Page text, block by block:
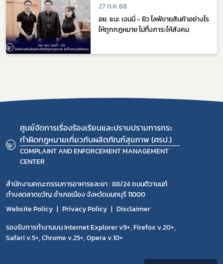
27 ต.ค. 68
อย. แนะ เจนนี่ - ยิว ไลฟ์ขายสินค้าอย่างไร
ให้ถูกกฎหมาย ไม่ทิ้งภาระให้สังคม
ศูนย์จัดการเรื่องร้องเรียนและปราบปรามการกระ
ทำผิดกฎหมายเกี่ยวกับผลิตภัณฑ์สุขภาพ (ศรป.)
COMPLAINT AND ENFORCEMENT MANAGEMENT
CENTER
สำนักงานคณะกรรมการอาหารและยา : 88/24 ถนนติวานนท์
ตำบลตลาดขวัญ อำเภอเมือง จังหวัดนนทบุรี 11000
Website Policy
Privacy Policy
Disclaimer
รองรับการทำงานบน Internet Explorer v9+, Firefox v.20+,
Safari v.5+, Chrome v.25+, Opera v.10+